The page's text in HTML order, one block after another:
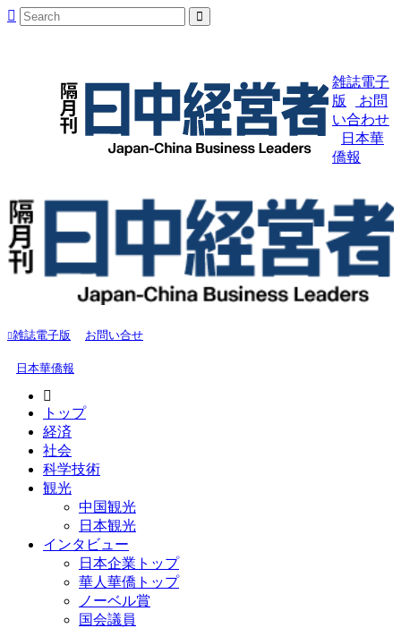
雑誌電子
版
お問
い合わせ
日本華
僑報
雑誌電子版 お問い合せ
日本華僑報
トップ
経済
社会
科学技術
観光
中国観光
日本観光
インタビュー
日本企業トップ
華人華僑トップ
ノーベル賞
国会議員